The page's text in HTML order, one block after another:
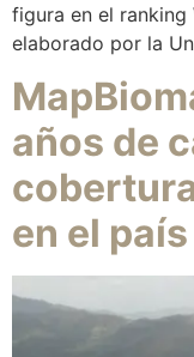
figura en el ranking
elaborado por la
años de
en el país